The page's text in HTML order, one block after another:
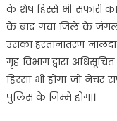
के शेष हिस्से भी सफारी
के बाद गया जिले के
उसका हस्तानांतरण
गृह विभाग द्वारा
हिस्सा भी होगा जो
पुलिस के जिम्मे होगा।